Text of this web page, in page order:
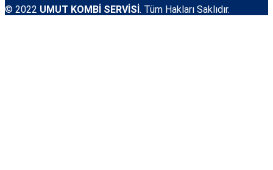
© 2022 UMUT KOMBİ SERVİSİ. Tüm Hakları Saklıdır.